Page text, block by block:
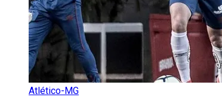
Atlético-MG